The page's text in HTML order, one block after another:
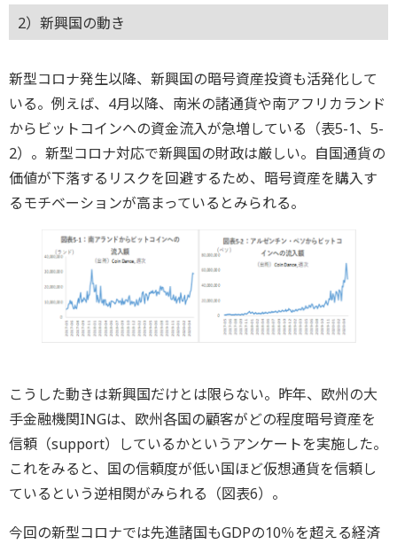
2）新興国の動き
新型コロナ発生以降、新興国の暗号資産投資も活発化して
いる。例えば、4月以降、南米の諸通貨や南アフリカランド
からビットコインへの資金流入が急増している（表5-1、5-
2）。新型コロナ対応で新興国の財政は厳しい。自国通貨の
価値が下落するリスクを回避するため、暗号資産を購入す
るモチベーションが高まっているとみられる。
こうした動きは新興国だけとは限らない。昨年、欧州の大
手金融機関INGは、欧州各国の顧客がどの程度暗号資産を
信頼（support）しているかというアンケートを実施した。
これをみると、国の信頼度が低い国ほど仮想通貨を信頼し
ているという逆相関がみられる（図表6）。
今回の新型コロナでは先進諸国もGDPの10％を超える経済